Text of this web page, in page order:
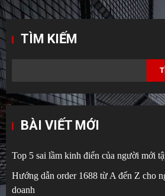
trang
TÌM KIẾM
BÀI VIẾT MỚI
Top 5 sai lầm kinh điển của người mới
Hướng dẫn order 1688 từ A đến Z cho
doanh